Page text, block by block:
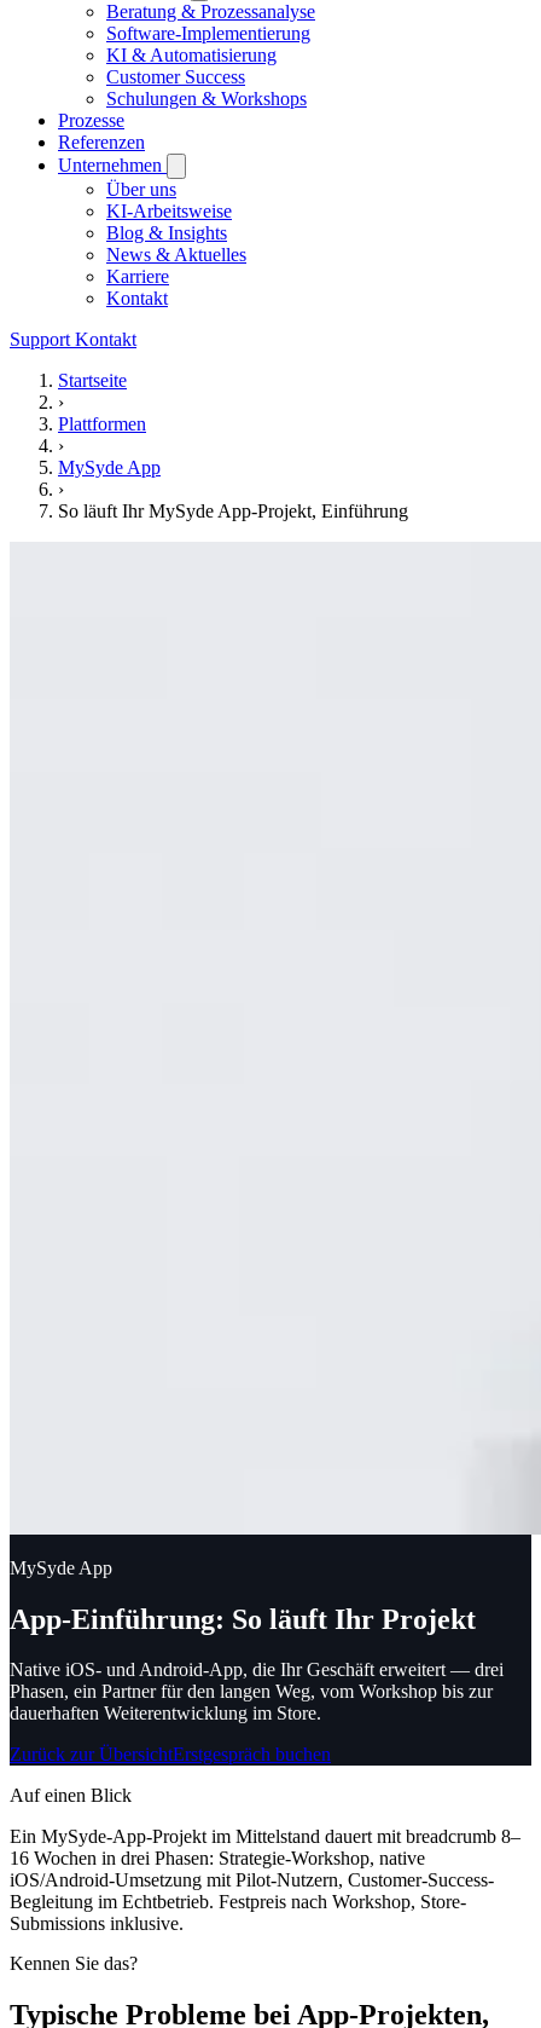
Beratung & Prozessanalyse
Software-Implementierung
KI & Automatisierung
Customer Success
Schulungen & Workshops
Prozesse
Referenzen
Unternehmen
Über uns
KI-Arbeitsweise
Blog & Insights
News & Aktuelles
Karriere
Kontakt
Support Kontakt
Startseite
›
Plattformen
›
MySyde App
›
So läuft Ihr MySyde App-Projekt, Einführung
MySyde App
App-Einführung: So läuft Ihr Projekt
Native iOS- und Android-App, die Ihr Geschäft erweitert — drei
Phasen, ein Partner für den langen Weg, vom Workshop bis zur
dauerhaften Weiterentwicklung im Store.
Zurück zur ÜbersichtErstgespräch buchen
Auf einen Blick
Ein MySyde-App-Projekt im Mittelstand dauert mit breadcrumb 8–
16 Wochen in drei Phasen: Strategie-Workshop, native
iOS/Android-Umsetzung mit Pilot-Nutzern, Customer-Success-
Begleitung im Echtbetrieb. Festpreis nach Workshop, Store-
Submissions inklusive.
Kennen Sie das?
Typische Probleme bei App-Projekten,